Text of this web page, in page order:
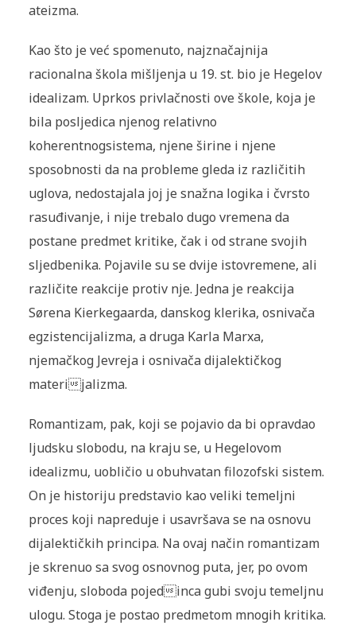
ateizma.
Kao što je već spomenuto, najznačajnija
racionalna škola mišljenja u 19. st. bio je Hegelov
idealizam. Uprkos privlačnosti ove škole, koja je
bila posljedica njenog relativno
koherentnogsistema, njene širine i njene
sposobnosti da na probleme gleda iz različitih
uglova, nedostajala joj je snažna logika i čvrsto
rasuđivanje, i nije trebalo dugo vremena da
postane predmet kritike, čak i od strane svojih
sljedbenika. Pojavile su se dvije istovremene, ali
različite reakcije protiv nje. Jedna je reakcija
Sørena Kierkegaarda, danskog klerika, osnivača
egzistencijalizma, a druga Karla Marxa,
njemačkog Jevreja i osnivača dijalektičkog
materijalizma.
Romantizam, pak, koji se pojavio da bi opravdao
ljudsku slobodu, na kraju se, u Hegelovom
idealizmu, uobličio u obuhvatan filozofski sistem.
On je historiju predstavio kao veliki temeljni
proces koji napreduje i usavršava se na osnovu
dijalektičkih principa. Na ovaj način romantizam
je skrenuo sa svog osnovnog puta, jer, po ovom
viđenju, sloboda pojedinca gubi svoju temeljnu
ulogu. Stoga je postao predmetom mnogih kritika.